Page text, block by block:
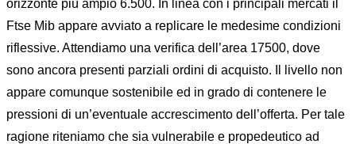
orizzonte più ampio 6.500. In linea con i principali mercati il
Ftse Mib appare avviato a replicare le medesime condizioni
riflessive. Attendiamo una verifica dell’area 17500, dove
sono ancora presenti parziali ordini di acquisto. Il livello non
appare comunque sostenibile ed in grado di contenere le
pressioni di un’eventuale accrescimento dell’offerta. Per tale
ragione riteniamo che sia vulnerabile e propedeutico ad